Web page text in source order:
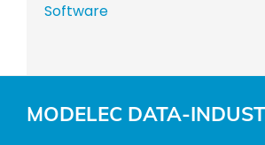
Software
MODELEC DATA-